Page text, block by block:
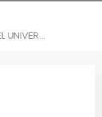
KIT DE BRAÇADEIRA INTERNA AJUSTÁVEL UNIVERSAL ERK-EIC